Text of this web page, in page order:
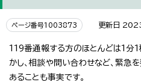
ページ番号1003873 更新日
119番通報する方のほとんどは1分1
かし、相談や問い合わせなど、緊急
あることも事実です。